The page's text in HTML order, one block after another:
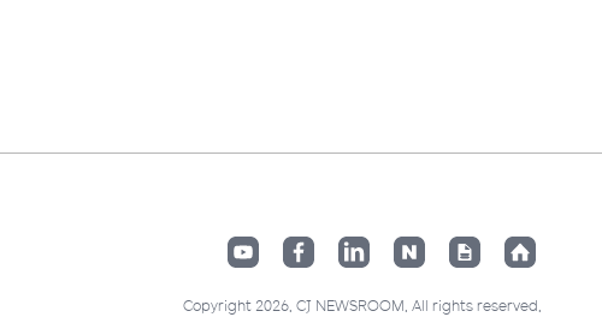
Copyright 2026. CJ NEWSROOM. All rights reserved.